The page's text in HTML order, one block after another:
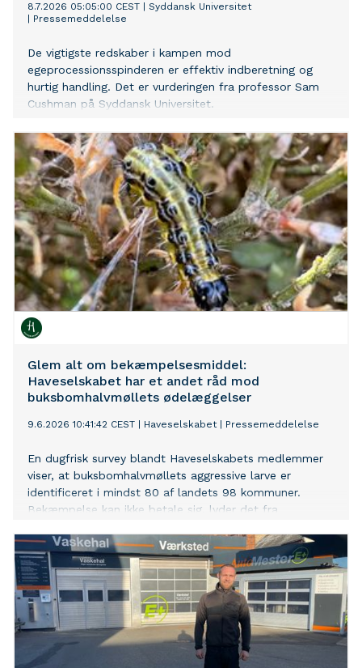
8.7.2026 05:05:00 CEST
Syddansk Universitet
Pressemeddelelse
De vigtigste redskaber i kampen mod
egeprocessionsspinderen er effektiv indberetning og
hurtig handling. Det er vurderingen fra professor Sam
Cushman på Syddansk Universitet.
Glem alt om bekæmpelsesmiddel:
Haveselskabet har et andet råd mod
buksbomhalvmøllets ødelæggelser
9.6.2026 10:41:42 CEST Haveselskabet| Pressemeddelelse
En dugfrisk survey blandt Haveselskabets medlemmer
viser, at buksbomhalvmøllets aggressive larve er
identificeret i mindst 80 af landets 98 kommuner.
Bekæmpelse kan ikke betale sig, lyder det fra
buksbom med alternative planter.